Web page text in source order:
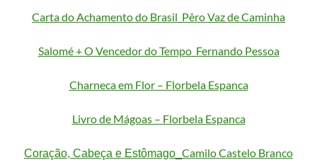
Carta do Achamento do Brasil_Pêro Vaz de Caminha
Salomé + O Vencedor do Tempo_Fernando Pessoa
Charneca em Flor – Florbela Espanca
Livro de Mágoas – Florbela Espanca
Coração, Cabeça e Estômago_ Camilo Castelo Branco